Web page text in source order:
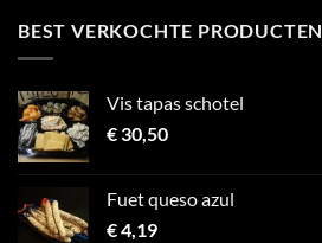
BEST VERKOCHTE PRODUCTEN
Vis tapas schotel
€30,50
Fuet queso azul
€4,19